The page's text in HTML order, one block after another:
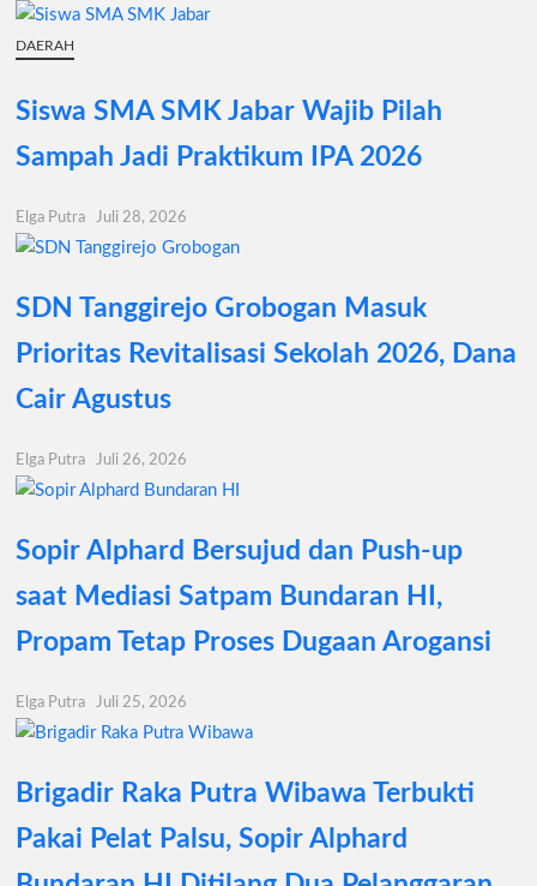
DAERAH
Siswa SMA SMK Jabar Wajib Pilah
Sampah Jadi Praktikum IPA 2026
Elga Putra Juli 28, 2026
SDN Tanggirejo Grobogan Masuk
Prioritas Revitalisasi Sekolah 2026, Dana
Cair Agustus
Elga Putra Juli 26, 2026
Sopir Alphard Bersujud dan Push-up
saat Mediasi Satpam Bundaran HI,
Propam Tetap Proses Dugaan Arogansi
Elga Putra Juli 25, 2026
Brigadir Raka Putra Wibawa Terbukti
Pakai Pelat Palsu, Sopir Alphard